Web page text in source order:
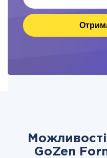
Можливості
GoZen